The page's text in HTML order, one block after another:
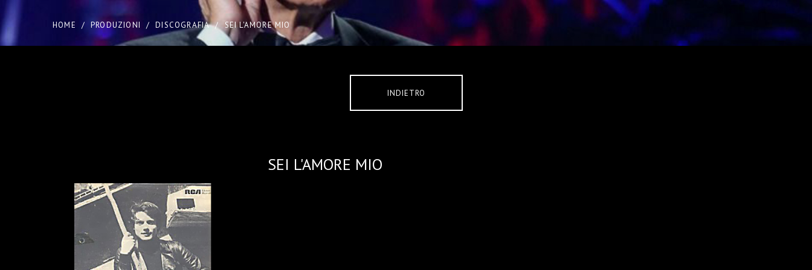
HOME / PRODUZIONI / DISCOGRAFIA / SEI L'AMORE MIO
INDIETRO
SEI L'AMORE MIO